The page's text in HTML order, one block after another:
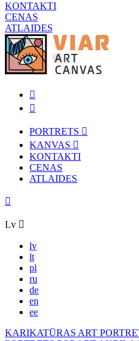
KONTAKTI
CENAS
ATLAIDES
PORTRETS
KANVAS
KONTAKTI
CENAS
ATLAIDES
Lv
lv
lt
pl
ru
de
en
ee
KARIKATŪRAS ART